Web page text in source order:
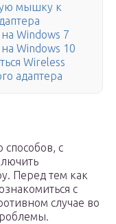
мышку к
Windows 7
Windows 10
Wireless
адаптера
способов, с
Перед тем как
с
случае во